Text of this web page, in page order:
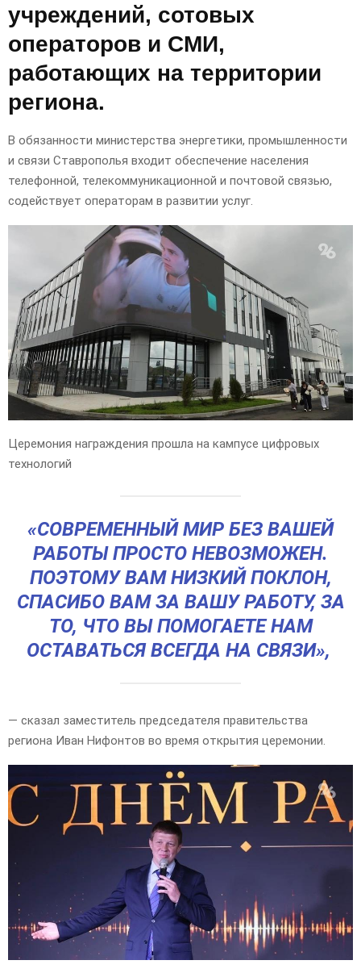
учреждений, сотовых
операторов и СМИ,
работающих на территории
региона.
В обязанности министерства энергетики, промышленности
и связи Ставрополья входит обеспечение населения
телефонной, телекоммуникационной и почтовой связью,
содействует операторам в развитии услуг.
Церемония награждения прошла на кампусе цифровых
технологий
«СОВРЕМЕННЫЙ МИР БЕЗ ВАШЕЙ
РАБОТЫ ПРОСТО НЕВОЗМОЖЕН.
ПОЭТОМУ ВАМ НИЗКИЙ ПОКЛОН,
СПАСИБО ВАМ ЗА ВАШУ РАБОТУ, ЗА
ТО, ЧТО ВЫ ПОМОГАЕТЕ НАМ
ОСТАВАТЬСЯ ВСЕГДА НА СВЯЗИ»,
— сказал заместитель председателя правительства
региона Иван Нифонтов во время открытия церемонии.